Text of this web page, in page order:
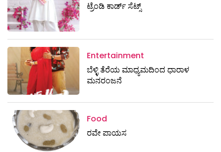
ಟ್ರೆಂಡಿ ಕಾರ್ಡ್‌ ಸೆಟ್ಸ್
Entertainment
ಬೆಳ್ಳಿ ತೆರೆಯ ಮಾಧ್ಯಮದಿಂದ ಧಾರಾಳ
ಮನರಂಜನೆ
Food
ರವೇ ಪಾಯಸ